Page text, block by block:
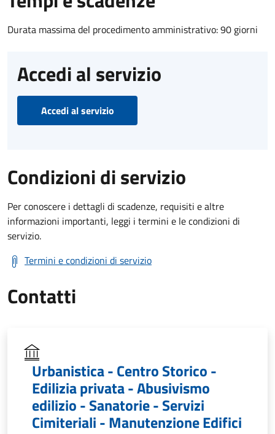
Durata massima del procedimento amministrativo: 90 giorni
Accedi al servizio
Accedi al servizio
Condizioni di servizio
Per conoscere i dettagli di scadenze, requisiti e altre
informazioni importanti, leggi i termini e le condizioni di
servizio.
Termini e condizioni di servizio
Contatti
Urbanistica - Centro Storico -
Edilizia privata - Abusivismo
edilizio - Sanatorie - Servizi
Cimiteriali - Manutenzione Edifici